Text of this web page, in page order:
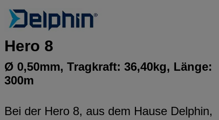
Hero 8
Ø 0,50mm, Tragkraft: 36,40kg, Länge:
300m
Bei der Hero 8, aus dem Hause Delphin,